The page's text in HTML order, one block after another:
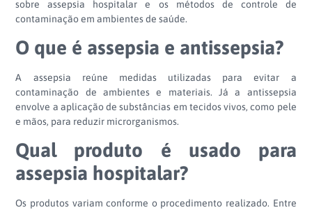
sobre assepsia hospitalar e os métodos de controle de
contaminação em ambientes de saúde.
O que é assepsia e antissepsia?
A assepsia reúne medidas utilizadas para evitar a
contaminação de ambientes e materiais. Já a antissepsia
envolve a aplicação de substâncias em tecidos vivos, como pele
e mãos, para reduzir microrganismos.
Qual produto é usado para
assepsia hospitalar?
Os produtos variam conforme o procedimento realizado. Entre